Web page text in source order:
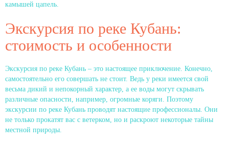
камышей цапель.
Экскурсия по реке Кубань:
стоимость и особенности
Экскурсия по реке Кубань – это настоящее приключение. Конечно,
самостоятельно его совершать не стоит. Ведь у реки имеется свой
весьма дикий и непокорный характер, а ее воды могут скрывать
различные опасности, например, огромные коряги. Поэтому
экскурсии по реке Кубань проводят настоящие профессионалы. Они
не только прокатят вас с ветерком, но и раскроют некоторые тайны
местной природы.